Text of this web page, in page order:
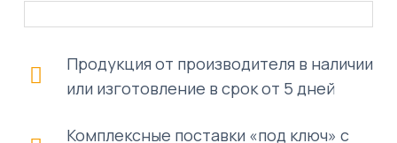
Продукция от производителя в наличии
или изготовление в срок от 5 дней
Комплексные поставки «под ключ» с